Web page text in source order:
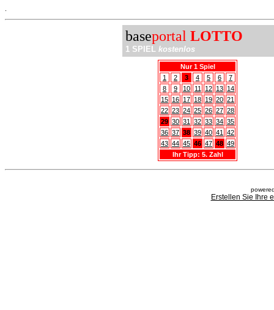
baseportal LOTTO
1 SPIEL kostenlos
Nur 1 Spiel
1
2 3 4 5 6
7
8
9 10 11 12 13 14
15 16 17 18 19 20 21
22 23 24 25 26 27 28
29 30 31 32 33 34 35
36 37 38 39 40 41
42
43 44 45 46 47 48 49
Ihr Tipp: 5. Zahl
Erstellen Sie Ihre